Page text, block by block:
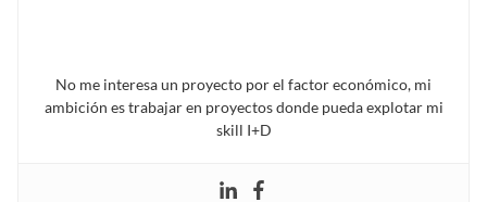
No me interesa un proyecto por el factor económico, mi
ambición es trabajar en proyectos donde pueda explotar mi
skill I+D